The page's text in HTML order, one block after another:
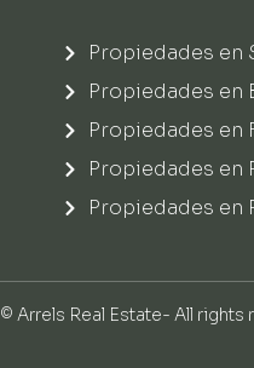
Propiedades en
Propiedades en
Propiedades en
Propiedades en
Propiedades en
© Arrels Real Estate- All